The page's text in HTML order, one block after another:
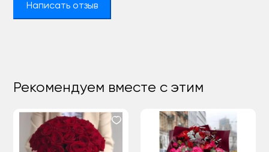
Написать отзыв
Рекомендуем вместе с этим